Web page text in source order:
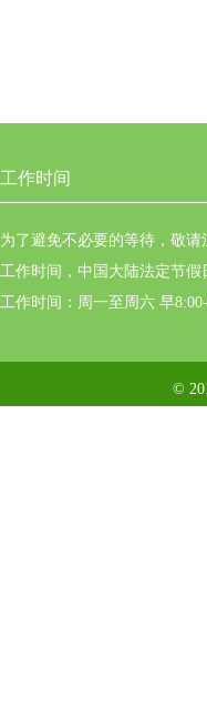
工作时间
为了避免不必要的等待，敬
工作时间，中国大陆法定节假
工作时间：周一至周六 早
©